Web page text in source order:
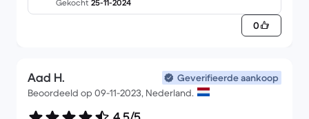
Gekocht 25-11-2024
0
Aad H.
Geverifieerde aankoop
Beoordeeld op 09-11-2023, Nederland.